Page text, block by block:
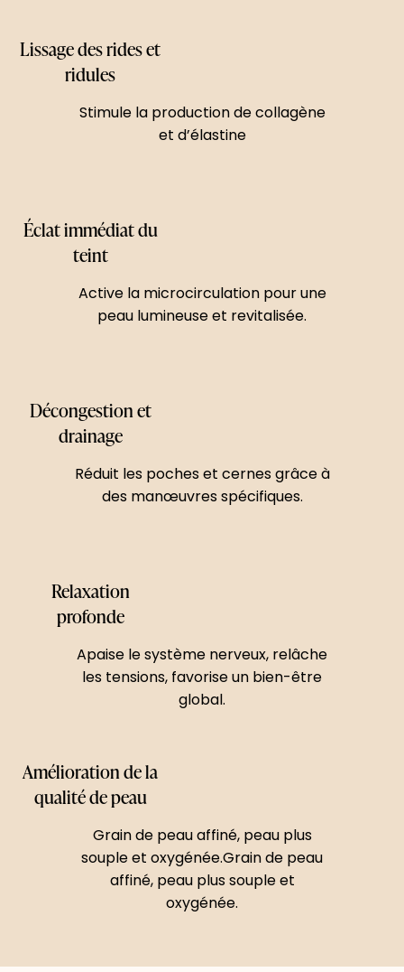
Lissage des rides et
ridules
Stimule la production de collagène
et d’élastine​
Éclat immédiat du
teint
Active la microcirculation pour une
peau lumineuse et revitalisée.
Décongestion et
drainage
Réduit les poches et cernes grâce à
des manœuvres spécifiques.​
Relaxation
profonde
Apaise le système nerveux, relâche
les tensions, favorise un bien-être
global.​
Amélioration de la
qualité de peau
Grain de peau affiné, peau plus
souple et oxygénée.Grain de peau
affiné, peau plus souple et
oxygénée.